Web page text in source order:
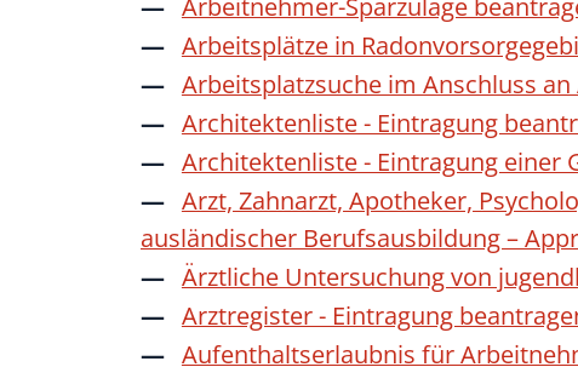
Arbeitsplätze in
Arbeitsplatzsuche im Anschluss
Architektenliste - Eintragung
Architektenliste - Eintragung einer
Arzt, Zahnarzt, Apotheker,
ausländischer Berufsausbildung –
Ärztliche Untersuchung von
Arztregister - Eintragung
Aufenthaltserlaubnis für